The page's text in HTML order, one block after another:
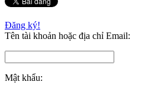
Đăng ký!
Tên tài khoản hoặc địa chỉ Email:
Mật khẩu: